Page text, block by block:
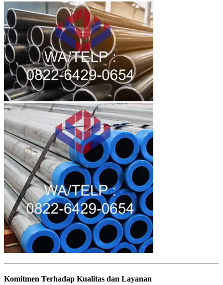
Komitmen Terhadap Kualitas dan Layanan